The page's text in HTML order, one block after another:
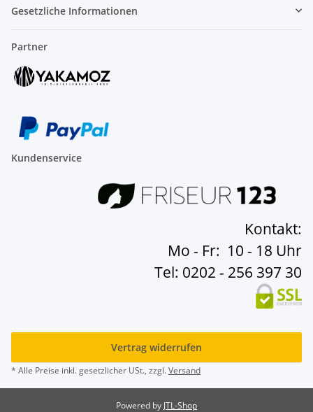
Gesetzliche Informationen
Partner
Kundenservice
Kontakt:
Mo - Fr: 10 - 18 Uhr
Tel: 0202 - 256 397 30
Vertrag widerrufen
* Alle Preise inkl. gesetzlicher USt., zzgl.Versand
Powered by JTL-Shop